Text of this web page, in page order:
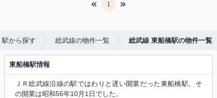
1
駅から探す 総武線の物件一覧 総武線 東船橋駅の物件一覧
東船橋駅情報
ＪＲ総武線沿線の駅ではわりと遅い開業だった東船橋駅。そ
の開業は昭和56年10月1日でした。